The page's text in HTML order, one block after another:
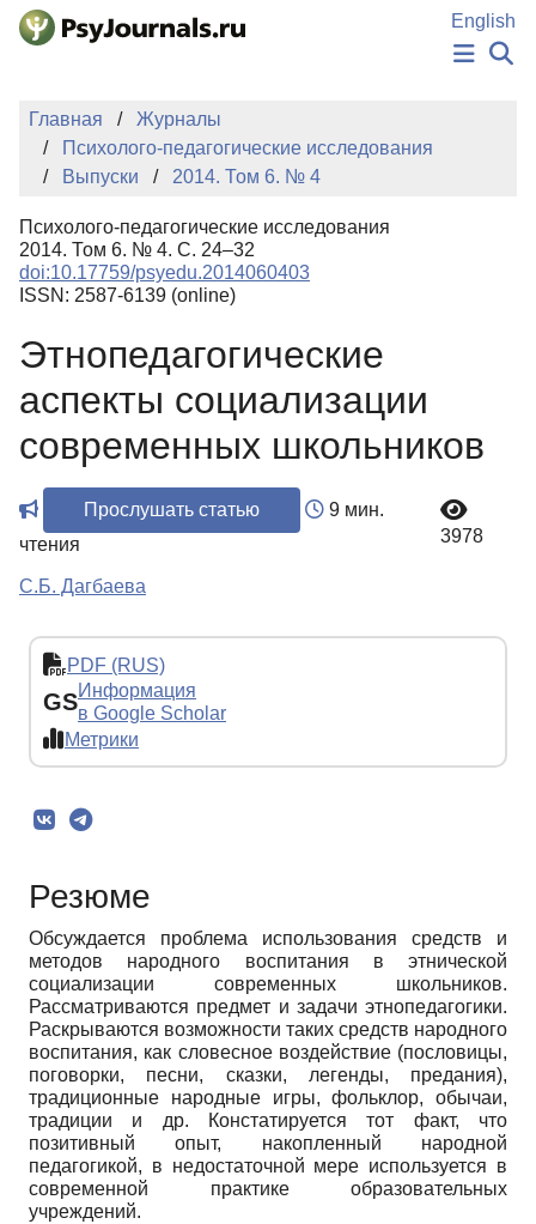
Перейти к основному содержанию
English
НОВОСТИ
АВТОРЫ
КЛЮЧЕВЫЕ СЛОВА
Регистрация
Главная
Журналы
Психолого-педагогические исследования
Выпуски
2014. Том 6. № 4
Психолого-педагогические исследования
2014. Том 6. № 4. С. 24–32
doi:10.17759/psyedu.2014060403
ISSN: 2587-6139 (online)
Этнопедагогические
аспекты социализации
современных школьников
Прослушать статью
9 мин.
чтения
3978
С.Б. Дагбаева
PDF (RUS)
GSИнформация
в Google Scholar
Метрики
Резюме
Обсуждается проблема использования средств и
методов народного воспитания в этнической
социализации современных школьников.
Рассматриваются предмет и задачи этнопедагогики.
Раскрываются возможности таких средств народного
воспитания, как словесное воздействие (пословицы,
поговорки, песни, сказки, легенды, предания),
традиционные народные игры, фольклор, обычаи,
традиции и др. Констатируется тот факт, что
позитивный опыт, накопленный народной
педагогикой, в недостаточной мере используется в
современной практике образовательных
учреждений.